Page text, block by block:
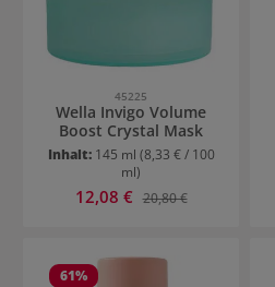
45225
Wella Invigo Volume
Boost Crystal Mask
Inhalt: 145 ml (8,33 € / 100
ml)
Verkaufspreis:
12,08 € Regulärer Preis:
20,80 €
61%